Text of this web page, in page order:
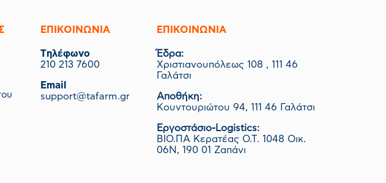
ΕΠΙΚΟΙΝΩΝΙΑ
Tηλέφωνο
210 213 7600
Email
support@tafarm.gr
ΕΠΙΚΟΙΝΩΝΊΑ
Έδρα:
Χριστιανουπόλεως 108 , 111 46
Γαλάτσι
Αποθήκη:
Κουντουριώτου 94, 111 46 Γαλάτσι
Εργοστάσιο-Logistics:
ΒΙΟ.ΠΑ Κερατέας Ο.Τ. 1048 Οικ.
06Ν, 190 01 Ζαπάνι